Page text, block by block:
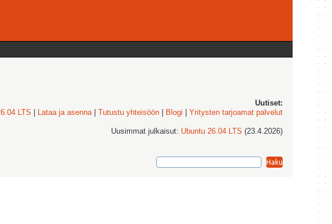
Uutiset:
LTS Lataa ja asenna|Tutustu yhteisöön Blogi |Yritysten tarjoamat palvelut
Uusimmat julkaisut: Ubuntu 26.04 LTS (23.4.2026)